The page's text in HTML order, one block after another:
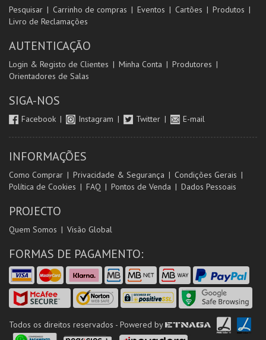
Pesquisar Carrinho de compras Eventos Cartões
Produtos
Livro de Reclamações
AUTENTICAÇÃO
Login & Registo de Clientes Minha Conta
Produtores
Orientadores de Salas
SIGA-NOS
Facebook Instagram Twitter E-mail
INFORMAÇÕES
Como Comprar Privacidade & Segurança
Condições Gerais
Política de Cookies
FAQ Pontos de Venda Dados Pessoais
PROJECTO
Quem Somos Visão Global
FORMAS DE PAGAMENTO:
Todos os direitos reservados - Powered by ETNAGA